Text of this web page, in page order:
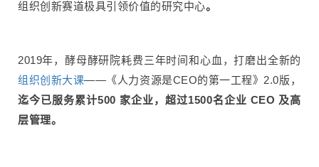
组织创新赛道极具引领价值的研究中心。
2019年，酵母酵研院耗费三年时间和心血，打磨出全新的
组织创新大课——《人力资源是CEO的第一工程》2.0版，
迄今已服务累计500 家企业，超过1500名企业 CEO 及高
层管理。